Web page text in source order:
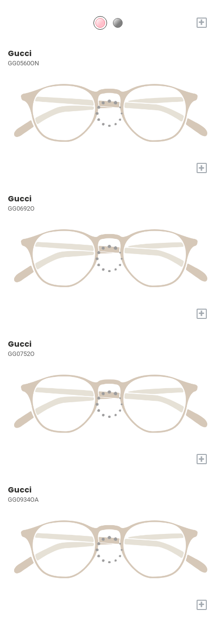
+
Gucci
GG0560ON
+
Gucci
GG0692O
+
Gucci
GG0752O
+
Gucci
GG0934OA
+